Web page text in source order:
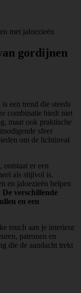
met jaloezieën
gordijnen
een trend die steeds
combinatie biedt niet
maar ook praktische
sfeer
om de lichtinval
ontstaat er een
als stijlvol is.
en jaloezieën helpen
De verschillende
en een
touch aan je interieur
patronen en
die de aandacht trekt